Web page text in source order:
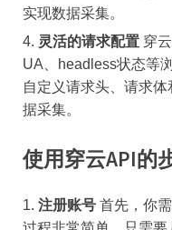
实现数据采集。
灵活的请求配置 穿
UA、headless状态等
自定义请求头、请求
据采集。
使用穿云API的
注册账号 首先，你